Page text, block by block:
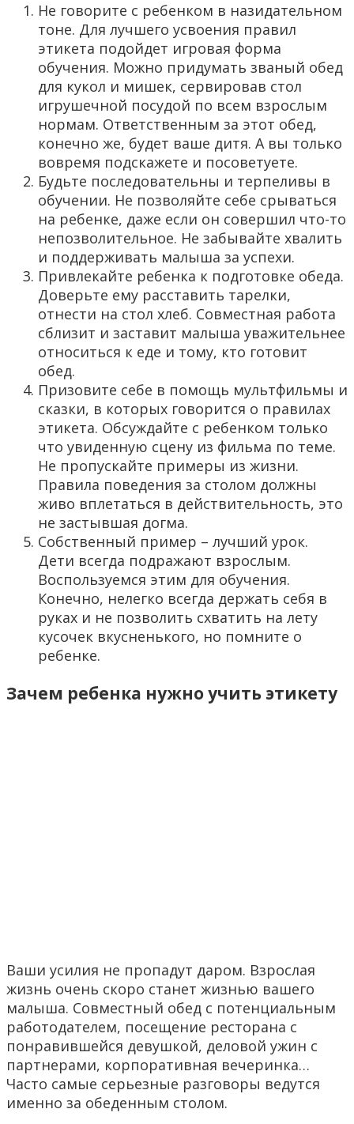
Не говорите с ребенком в назидательном
тоне. Для лучшего усвоения правил
этикета подойдет игровая форма
обучения. Можно придумать званый обед
для кукол и мишек, сервировав стол
игрушечной посудой по всем взрослым
нормам. Ответственным за этот обед,
конечно же, будет ваше дитя. А вы только
вовремя подскажете и посоветуете.
Будьте последовательны и терпеливы в
обучении. Не позволяйте себе срываться
на ребенке, даже если он совершил что-то
непозволительное. Не забывайте хвалить
и поддерживать малыша за успехи.
Привлекайте ребенка к подготовке обеда.
Доверьте ему расставить тарелки,
отнести на стол хлеб. Совместная работа
сблизит и заставит малыша уважительнее
относиться к еде и тому, кто готовит
обед.
Призовите себе в помощь мультфильмы и
сказки, в которых говорится о правилах
этикета. Обсуждайте с ребенком только
что увиденную сцену из фильма по теме.
Не пропускайте примеры из жизни.
Правила поведения за столом должны
живо вплетаться в действительность, это
не застывшая догма.
Собственный пример – лучший урок.
Дети всегда подражают взрослым.
Воспользуемся этим для обучения.
Конечно, нелегко всегда держать себя в
руках и не позволить схватить на лету
кусочек вкусненького, но помните о
ребенке.
Зачем ребенка нужно учить этикету
Ваши усилия не пропадут даром. Взрослая
жизнь очень скоро станет жизнью вашего
малыша. Совместный обед с потенциальным
работодателем, посещение ресторана с
понравившейся девушкой, деловой ужин с
партнерами, корпоративная вечеринка…
Часто самые серьезные разговоры ведутся
именно за обеденным столом.